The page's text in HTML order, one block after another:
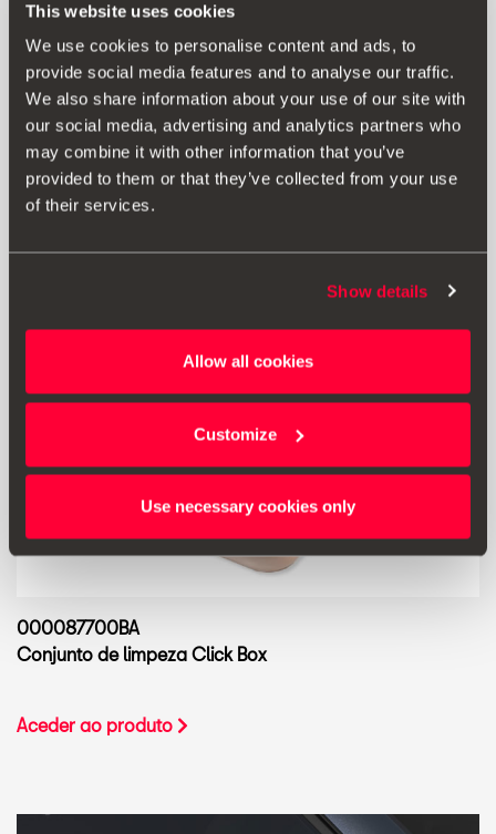
This website uses cookies
We use cookies to personalise content and ads, to
provide social media features and to analyse our traffic.
We also share information about your use of our site with
our social media, advertising and analytics partners who
may combine it with other information that you’ve
provided to them or that they’ve collected from your use
of their services.
Show details
Allow all cookies
Customize
Use necessary cookies only
00S096301S 030
Lavaggio a secco
Aceder ao produto
000087700BA
Conjunto de limpeza Click Box
Aceder ao produto